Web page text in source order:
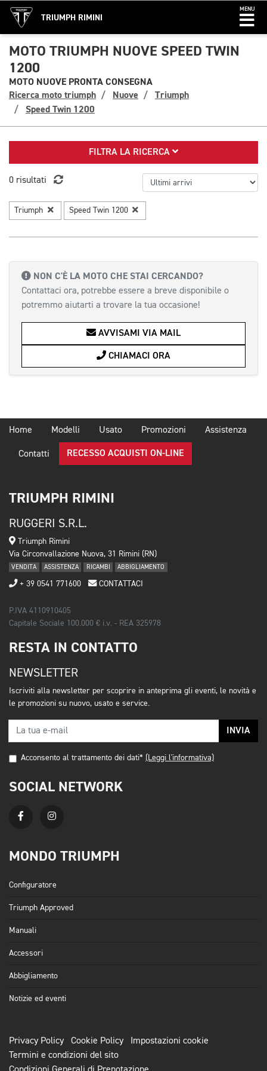
TRIUMPH RIMINI
MENU
MOTO TRIUMPH NUOVE SPEED TWIN
1200
MOTO NUOVE PRONTA CONSEGNA
Ricerca moto triumph
Nuove
Triumph
Speed Twin 1200
FILTRA LA RICERCA
0 risultati
Triumph Speed Twin 1200
NON C'È LA MOTO CHE STAI CERCANDO?
Contattaci ora, potrebbe essere a breve disponibile o
potremmo aiutarti a trovare la tua occasione!
AVVISAMI VIA MAIL
CHIAMACI ORA
Home Modelli Usato Promozioni Assistenza
Contatti RECESSO ACQUISTI ON-LINE
TRIUMPH RIMINI
RUGGERI S.R.L.
Triumph Rimini
Via Circonvallazione Nuova, 31 Rimini (RN)
VENDITA ASSISTENZA RICAMBI ABBIGLIAMENTO
+ 39 0541 771600 CONTATTACI
P.IVA 4110910405
Capitale Sociale 100.000 € i.v. - REA 325978
RESTA IN CONTATTO
NEWSLETTER
Iscriviti alla newsletter per scoprire in anteprima gli eventi, le novità e
le promozioni su nuovo, usato e service.
INVIA
Acconsento al trattamento dei dati* (Leggi l'informativa)
SOCIAL NETWORK
MONDO TRIUMPH
Configuratore
Triumph Approved
Manuali
Accessori
Abbigliamento
Notizie ed eventi
Privacy Policy Cookie Policy
Impostazioni cookie
Termini e condizioni del sito